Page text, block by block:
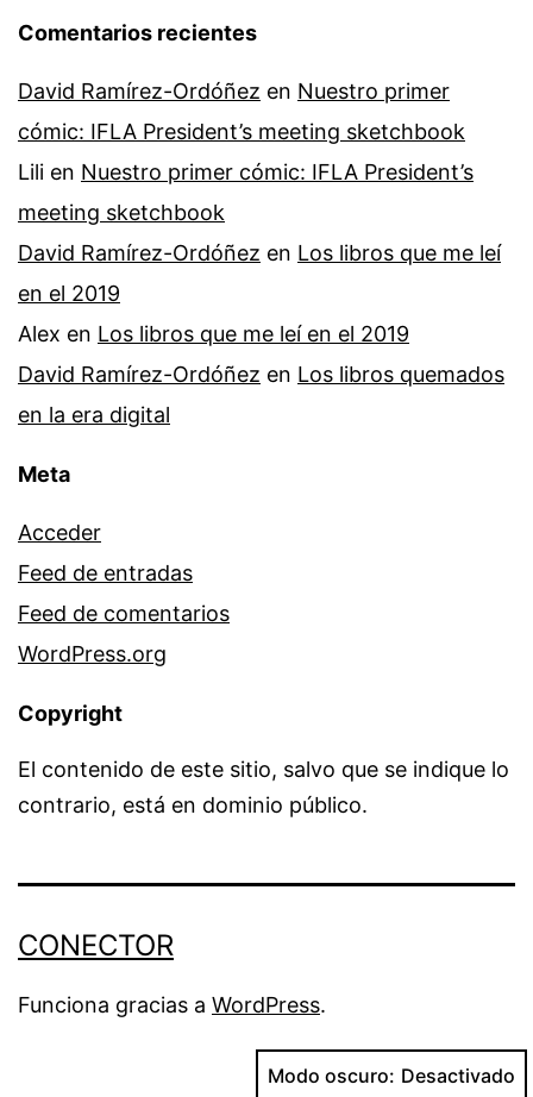
Comentarios recientes
David Ramírez-Ordóñez en Nuestro primer
cómic: IFLA President’s meeting sketchbook
Lili en Nuestro primer cómic: IFLA President’s
meeting sketchbook
David Ramírez-Ordóñez en Los libros que me leí
en el 2019
Alex en Los libros que me leí en el 2019
David Ramírez-Ordóñez en Los libros quemados
en la era digital
Meta
Acceder
Feed de entradas
Feed de comentarios
WordPress.org
Copyright
El contenido de este sitio, salvo que se indique lo
contrario, está en dominio público.
CONECTOR
Funciona gracias a WordPress.
Modo oscuro: